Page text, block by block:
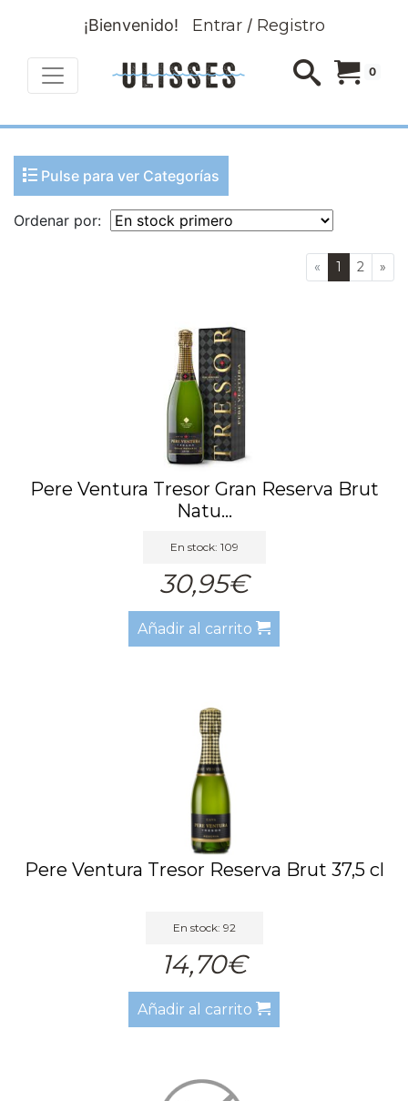
¡Bienvenido! Entrar/ Registro
0
Pulse para ver Categorías
Ordenar por:
« 1 2 »
Pere Ventura Tresor Gran Reserva Brut
Natu...
En stock: 109
30,95€
Añadir al carrito
Pere Ventura Tresor Reserva Brut 37,5 cl
En stock: 92
14,70€
Añadir al carrito